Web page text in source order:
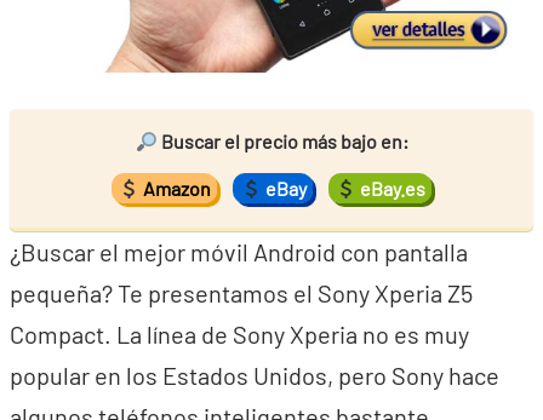
Buscar el precio más bajo en:
Amazon eBay eBay.es
¿Buscar el mejor móvil Android con pantalla
pequeña? Te presentamos el Sony Xperia Z5
Compact. La línea de Sony Xperia no es muy
popular en los Estados Unidos, pero Sony hace